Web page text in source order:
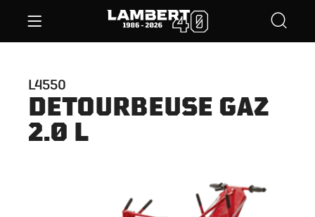
L4550
DETOURBEUSE GAZ
2.0 L